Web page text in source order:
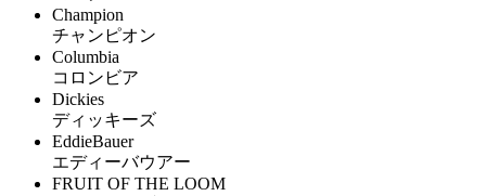
Champion
チャンピオン
Columbia
コロンビア
Dickies
ディッキーズ
EddieBauer
エディーバウアー
FRUIT OF THE LOOM